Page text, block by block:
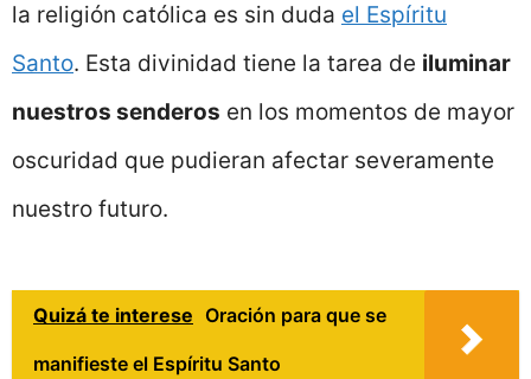
la religión católica es sin duda el Espíritu
Santo. Esta divinidad tiene la tarea de iluminar
nuestros senderos en los momentos de mayor
oscuridad que pudieran afectar severamente
nuestro futuro.
Quizá te interese Oración para que se
manifieste el Espíritu Santo